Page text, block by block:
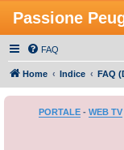
Passione
FAQ
Home Indice FAQ
PORTALE- WEB TV